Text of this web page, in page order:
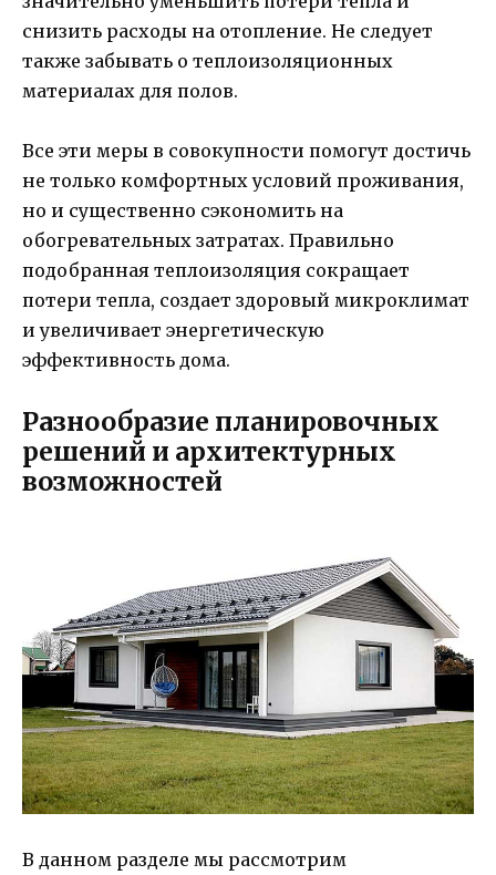
снизить расходы на отопление. Не следует
также забывать о теплоизоляционных
материалах для полов.
Все эти меры в совокупности помогут достичь
не только комфортных условий проживания,
но и существенно сэкономить на
обогревательных затратах. Правильно
подобранная теплоизоляция сокращает
потери тепла, создает здоровый микроклимат
и увеличивает энергетическую
эффективность дома.
Разнообразие планировочных
решений и архитектурных
возможностей
В данном разделе мы рассмотрим